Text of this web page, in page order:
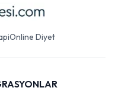
Online Diyet